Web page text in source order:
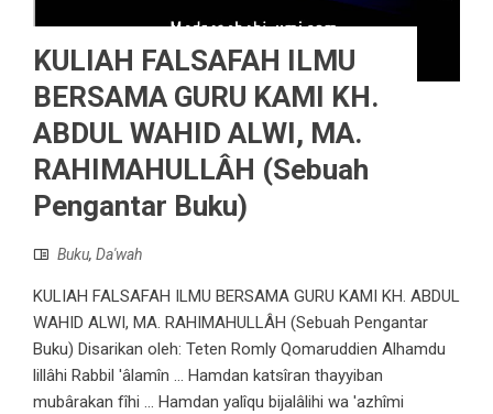
KULIAH FALSAFAH ILMU
BERSAMA GURU KAMI KH.
ABDUL WAHID ALWI, MA.
RAHIMAHULLÂH (Sebuah
Pengantar Buku)
Buku, Da'wah
KULIAH FALSAFAH ILMU BERSAMA GURU KAMI KH. ABDUL
WAHID ALWI, MA. RAHIMAHULLÂH (Sebuah Pengantar
Buku) Disarikan oleh: Teten Romly Qomaruddien Alhamdu
lillâhi Rabbil 'âlamîn ... Hamdan katsîran thayyiban
mubârakan fîhi ... Hamdan yalîqu bijalâlihi wa 'azhîmi